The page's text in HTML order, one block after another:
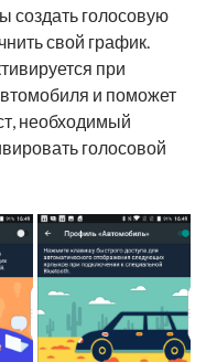
создать голосовую
свой график.
при
и поможет
необходимый
голосовой